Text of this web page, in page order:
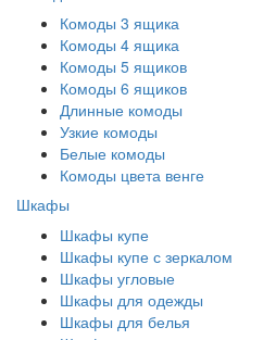
Комоды 3 ящика
Комоды 4 ящика
Комоды 5 ящиков
Комоды 6 ящиков
Длинные комоды
Узкие комоды
Белые комоды
Комоды цвета венге
Шкафы
Шкафы купе
Шкафы купе с зеркалом
Шкафы угловые
Шкафы для одежды
Шкафы для белья